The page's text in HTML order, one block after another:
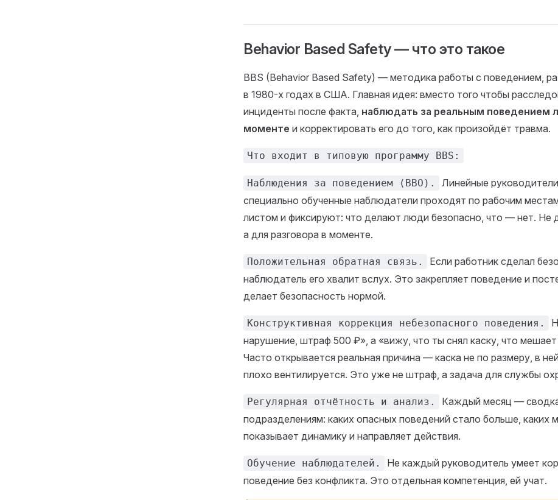
Behavior Based Safety — что это такое
BBS (Behavior Based Safety) — методика работы с поведением,
в 1980-х годах в США. Главная идея: вместо того чтобы
инциденты после факта, наблюдать за реальным поведением
моменте и корректировать его до того, как произойдёт травма.
Что входит в типовую программу BBS:
Наблюдения за поведением (BBO).
Линейные
специально обученные наблюдатели проходят по рабочим
листом и фиксируют: что делают люди безопасно, что — нет. Не
а для разговора в моменте.
Положительная обратная связь.
Если работник сделал
наблюдатель его хвалит вслух. Это закрепляет поведение и
делает безопасность нормой.
Конструктивная коррекция небезопасного поведения.
нарушение, штраф 500 ₽», а «вижу, что ты снял каску, что мешает
Часто открывается реальная причина — каска не по размеру, в
плохо вентилируется. Это уже не штраф, а задача для службы
Регулярная отчётность и анализ.
Каждый месяц —
подразделениям: каких опасных поведений стало больше, каких
показывает динамику и направляет действия.
Обучение наблюдателей.
Не каждый руководитель умеет
поведение без конфликта. Это отдельная компетенция, ей учат.